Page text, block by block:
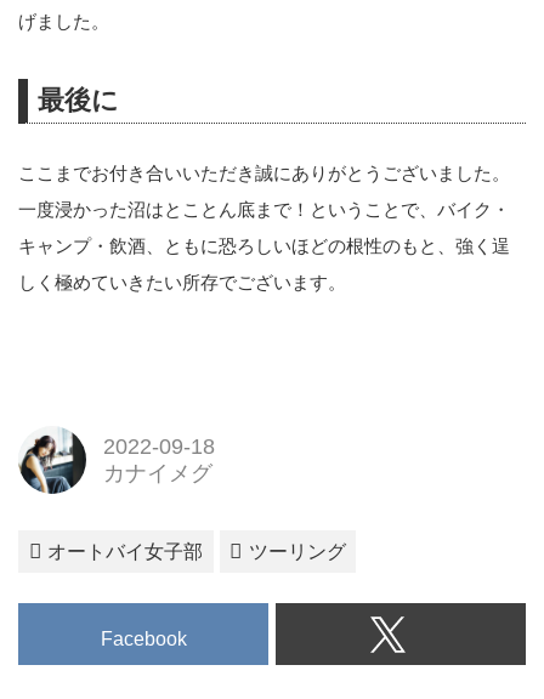
げました。
最後に
ここまでお付き合いいただき誠にありがとうございました。
一度浸かった沼はとことん底まで！ということで、バイク・
キャンプ・飲酒、ともに恐ろしいほどの根性のもと、強く逞
しく極めていきたい所存でございます。
2022-09-18
カナイメグ
オートバイ女子部 ツーリング
Facebook